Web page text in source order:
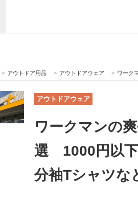
事を集めた総合ページ ITの今と未
スと働き方のヒント AI活用のいま
ジニア向け専門サイト 企業向けIT製品
> アウトドア用品 > アウトドアウェア > ワークマ
アウトドアウェア
ワークマンの
選 1000円以下
分袖Tシャツな